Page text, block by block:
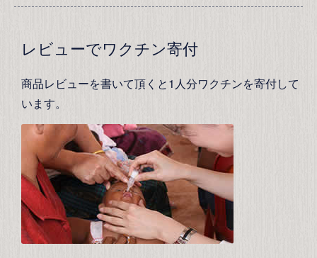
レビューでワクチン寄付
商品レビューを書いて頂くと1人分ワクチンを寄付して
います。